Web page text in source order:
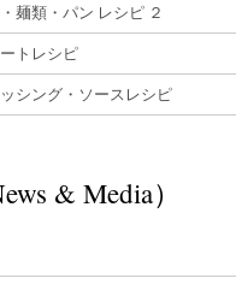
麺類・パン レシピ ２
トレシピ
シング・ソースレシピ
& Media）